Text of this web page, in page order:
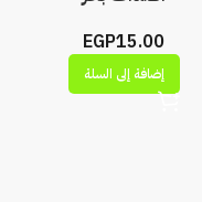
EGP15.00
إضافة إلى السلة